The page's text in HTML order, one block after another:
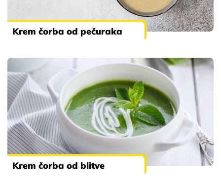
Krem čorba od pečuraka
Krem čorba od blitve